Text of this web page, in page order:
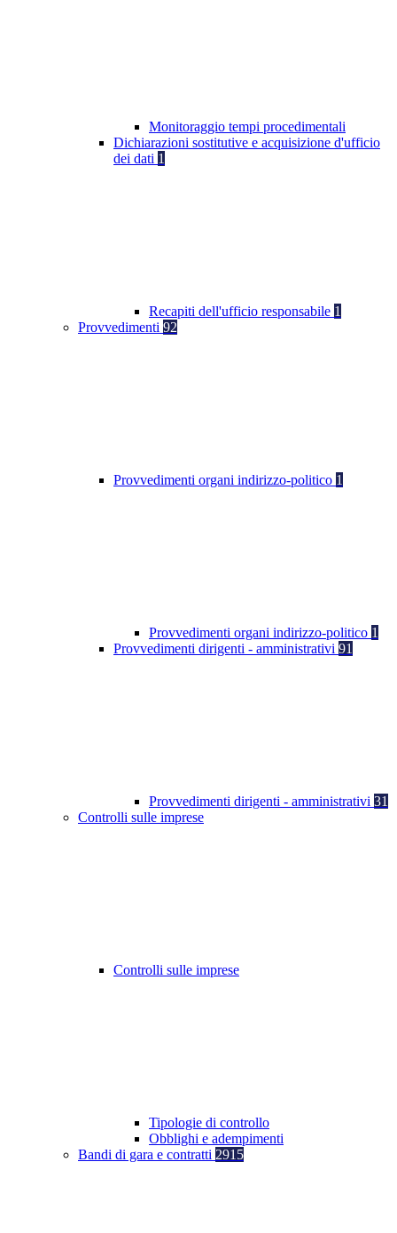
Monitoraggio tempi procedimentali
Dichiarazioni sostitutive e acquisizione d'ufficio
dei dati 1
Recapiti dell'ufficio responsabile 1
Provvedimenti 92
Provvedimenti organi indirizzo-politico 1
Provvedimenti organi indirizzo-politico 1
Provvedimenti dirigenti - amministrativi 91
Provvedimenti dirigenti - amministrativi 31
Controlli sulle imprese
Controlli sulle imprese
Tipologie di controllo
Obblighi e adempimenti
Bandi di gara e contratti 2915